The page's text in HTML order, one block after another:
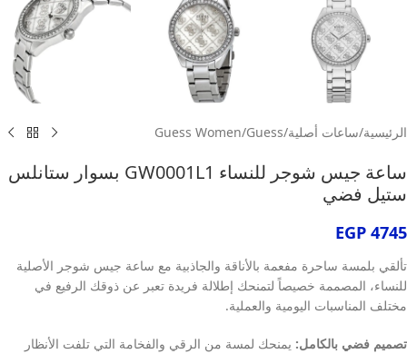
الرئيسية/ساعات أصلية/
Guess
/
Guess Women
ساعة جيس شوجر للنساء GW0001L1 بسوار ستانلس
ستيل فضي
EGP 4745
تألقي بلمسة ساحرة مفعمة بالأناقة والجاذبية مع ساعة جيس شوجر الأصلية
للنساء، المصممة خصيصاً لتمنحك إطلالة فريدة تعبر عن ذوقك الرفيع في
مختلف المناسبات اليومية والعملية.
تصميم فضي بالكامل: يمنحك لمسة من الرقي والفخامة التي تلفت الأنظار